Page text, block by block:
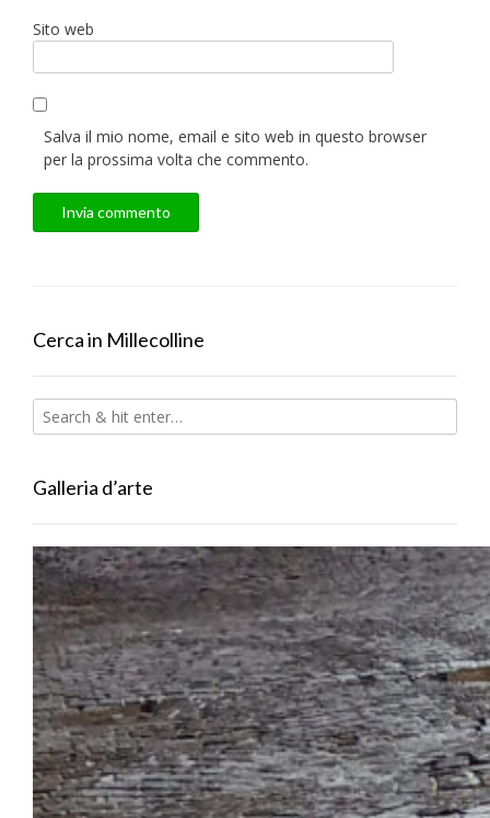
Sito web
Salva il mio nome, email e sito web in questo browser
per la prossima volta che commento.
Cerca in Millecolline
Galleria d’arte